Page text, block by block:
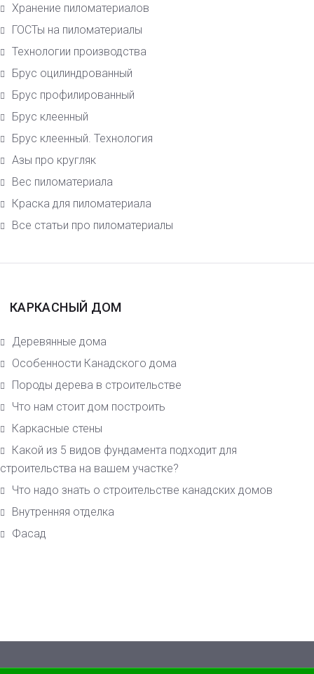
Хранение пиломатериалов
ГОСТы на пиломатериалы
Технологии производства
Брус оцилиндрованный
Брус профилированный
Брус клеенный
Брус клеенный. Технология
Азы про кругляк
Вес пиломатериала
Краска для пиломатериала
Все статьи про пиломатериалы
КАРКАСНЫЙ ДОМ
Деревянные дома
Особенности Канадского дома
Породы дерева в строительстве
Что нам стоит дом построить
Каркасные стены
Какой из 5 видов фундамента подходит для
строительства на вашем участке?
Что надо знать о строительстве канадских домов
Внутренняя отделка
Фасад